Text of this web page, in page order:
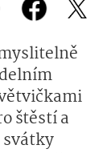
štěstí a
svátky